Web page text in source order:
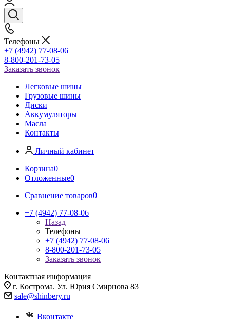
Телефоны
+7 (4942) 77-08-06
8-800-201-73-05
Заказать звонок
Легковые шины
Грузовые шины
Диски
Аккумуляторы
Масла
Контакты
Личный кабинет
Корзина0
Отложенные0
Сравнение товаров0
+7 (4942) 77-08-06
Назад
Телефоны
+7 (4942) 77-08-06
8-800-201-73-05
Заказать звонок
Контактная информация
г. Кострома. Ул. Юрия Смирнова 83
sale@shinbery.ru
Вконтакте